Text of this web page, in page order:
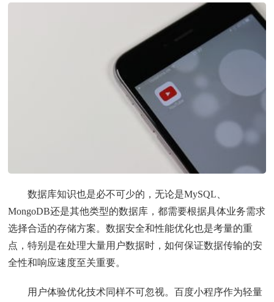
数据库知识也是必不可少的，无论是MySQL、
MongoDB还是其他类型的数据库，都需要根据具体业务需求
选择合适的存储方案。数据安全和性能优化也是考量的重
点，特别是在处理大量用户数据时，如何保证数据传输的安
全性和响应速度至关重要。
用户体验优化技术同样不可忽视。百度小程序作为轻量